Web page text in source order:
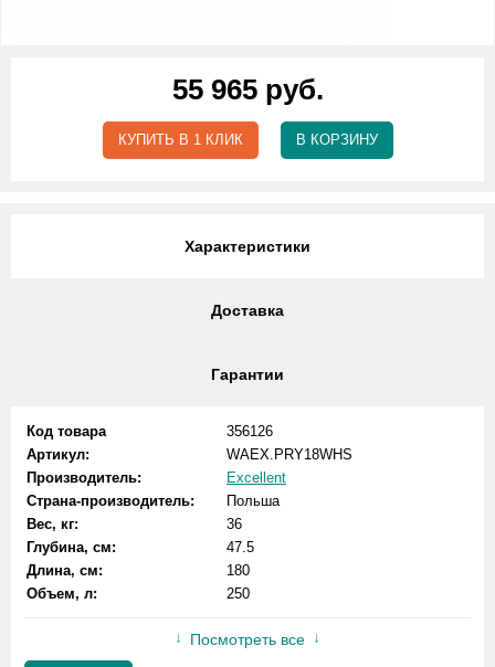
55 965 руб.
КУПИТЬ В 1 КЛИК В КОРЗИНУ
Характеристики
Доставка
Гарантии
Код товара
356126
Артикул:
WAEX.PRY18WHS
Производитель:
Excellent
Страна-производитель:
Польша
Вес, кг:
36
Глубина, см:
47.5
Длина, см:
180
Объем, л:
250
Посмотреть все